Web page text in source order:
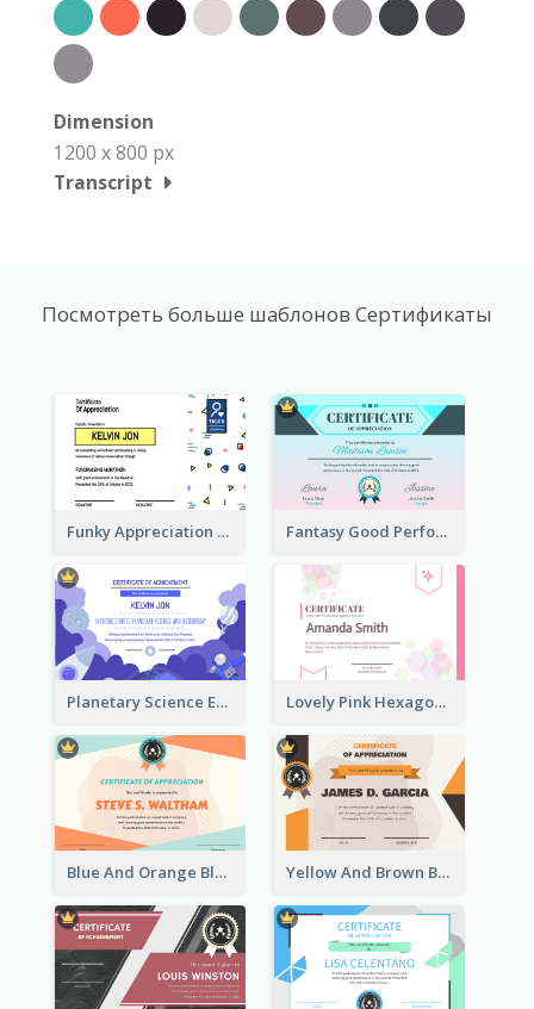
Dimension
1200 x 800 px
Transcript
Посмотреть больше шаблонов Сертификаты
Funky Appreciation Letter For Fundraising Fantasy Good Performance Award Certificate
Planetary Science Education Certificate Lovely Pink Hexagonal Shapes Certification Design
Blue And Orange Blobs Shapes Certificate Yellow And Brown Blobs Background Certificate